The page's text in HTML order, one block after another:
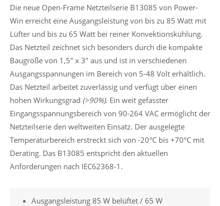
Die neue Open-Frame Netzteilserie B13085 von Power-
Win erreicht eine Ausgangsleistung von bis zu 85 Watt mit
Lüfter und bis zu 65 Watt bei reiner Konvektionskühlung.
Das Netzteil zeichnet sich besonders durch die kompakte
Baugröße von 1,5" x 3" aus und ist in verschiedenen
Ausgangsspannungen im Bereich von 5-48 Volt erhältlich.
Das Netzteil arbeitet zuverlässig und verfügt über einen
hohen Wirkungsgrad (>90%). Ein weit gefasster
Eingangsspannungsbereich von 90-264 VAC ermöglicht der
Netzteilserie den weltweiten Einsatz. Der ausgelegte
Temperaturbereich erstreckt sich von -20°C bis +70°C mit
Derating. Das B13085 entspricht den aktuellen
Anforderungen nach IEC62368-1.
Ausgangsleistung 85 W belüftet / 65 W